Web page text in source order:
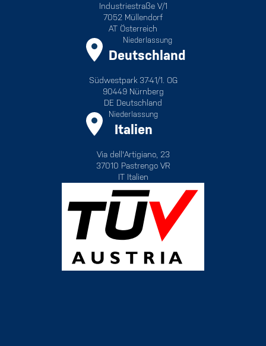
Industriestraße V/1
7052 Müllendorf
AT Österreich
Niederlassung
Deutschland
Südwestpark 37-41/1. OG
90449 Nürnberg
DE Deutschland
Niederlassung
Italien
Via dell'Artigiano, 23
37010 Pastrengo VR
IT Italien